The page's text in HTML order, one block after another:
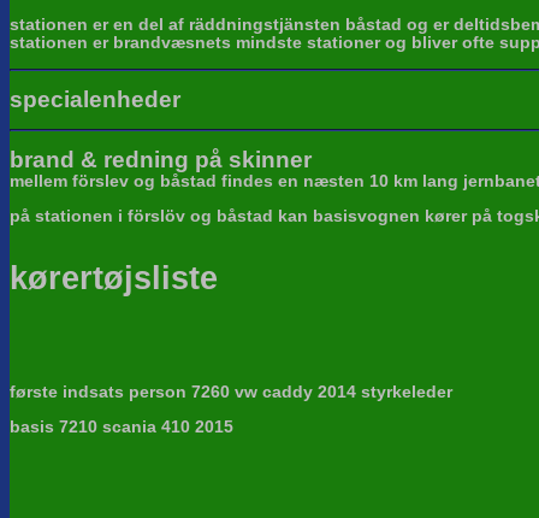
stationen er en del af räddningstjänsten båstad og er
stationen er brandvæsnets mindste stationer og bliver ofte
specialenheder
brand & redning på skinner
mellem förslev og båstad findes en næsten 10 km lang
på stationen i förslöv og båstad kan basisvognen kører på
kørertøjsliste
første indsats person 7260 vw caddy 2014 styrkeleder
basis 7210 scania 410 2015